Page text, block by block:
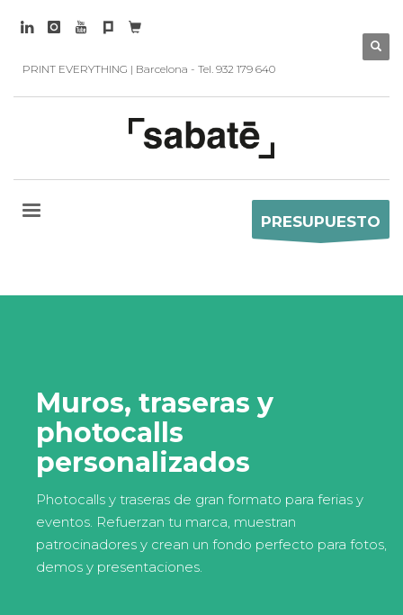
PRINT EVERYTHING | Barcelona - Tel. 932 179 640
PRESUPUESTO
Muros, traseras y
photocalls
personalizados
Photocalls y traseras de gran formato para ferias y
eventos. Refuerzan tu marca, muestran
patrocinadores y crean un fondo perfecto para fotos,
demos y presentaciones.